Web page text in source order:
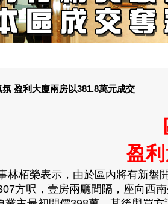
盈利大廈兩房以381.8萬元成交
盈
林栢榮表示 ，由於區內將有新盤
方呎，壹房兩廳間隔，座向西